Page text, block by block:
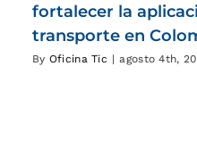
fortalecer la
transporte en
By Oficina Tic | agosto 4th,